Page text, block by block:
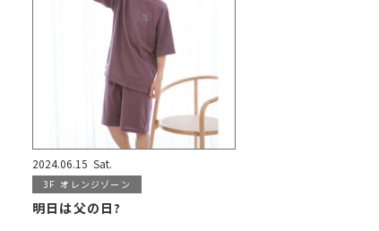
2024.06.15 Sat.
3F オレンジゾーン
明日は父の日?